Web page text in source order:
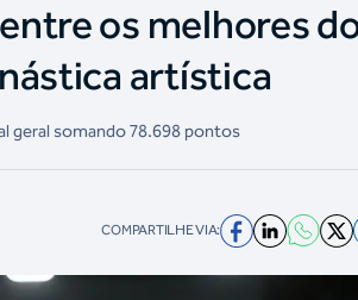
os melhores
artística
geral somando 78.698 pontos
COMPARTILHE VIA: